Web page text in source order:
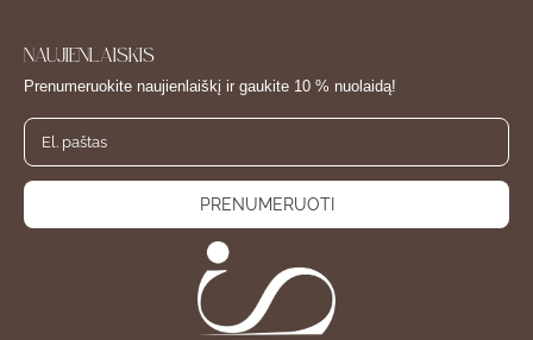
NAUJIENLAIŠKIS
Prenumeruokite naujienlaiškį ir gaukite 10 % nuolaidą!
PRENUMERUOTI